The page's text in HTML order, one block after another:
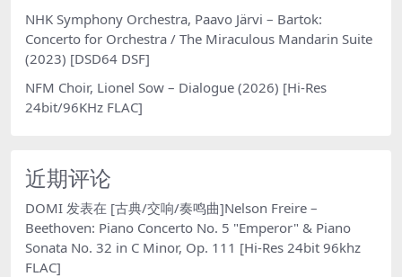
NHK Symphony Orchestra, Paavo Järvi – Bartok:
Concerto for Orchestra / The Miraculous Mandarin Suite
(2023) [DSD64 DSF]
NFM Choir, Lionel Sow – Dialogue (2026) [Hi-Res
24bit/96KHz FLAC]
近期评论
DOMI 发表在 [古典/交响/奏鸣曲]Nelson Freire –
Beethoven: Piano Concerto No. 5 "Emperor" & Piano
Sonata No. 32 in C Minor, Op. 111 [Hi-Res 24bit 96khz
FLAC]